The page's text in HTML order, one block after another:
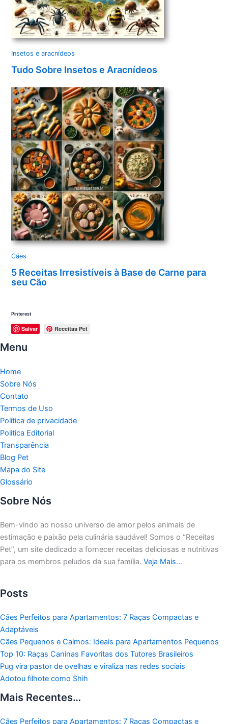
Insetos e aracnídeos
Tudo Sobre Insetos e Aracnídeos
Cães
5 Receitas Irresistíveis à Base de Carne para
seu Cão
Pinterest
Salvar Receitas Pet
Menu
Home
Sobre Nós
Contato
Termos de Uso
Política de privacidade
Politica Editorial
Transparência
Blog Pet
Mapa do Site
Glossário
Sobre Nós
Bem-vindo ao nosso universo de amor pelos animais de
estimação e paixão pela culinária saudável! Somos o “Receitas
Pet”, um site dedicado a fornecer receitas deliciosas e nutritivas
para os membros peludos da sua família. Veja Mais…
Posts
Cães Perfeitos para Apartamentos: 7 Raças Compactas e
Adaptáveis
Cães Pequenos e Calmos: Ideais para Apartamentos Pequenos
Top 10: Raças Caninas Favoritas dos Tutores Brasileiros
Pug vira pastor de ovelhas e viraliza nas redes sociais
Adotou filhote como Shih
Mais Recentes…
Cães Perfeitos para Apartamentos: 7 Raças Compactas e